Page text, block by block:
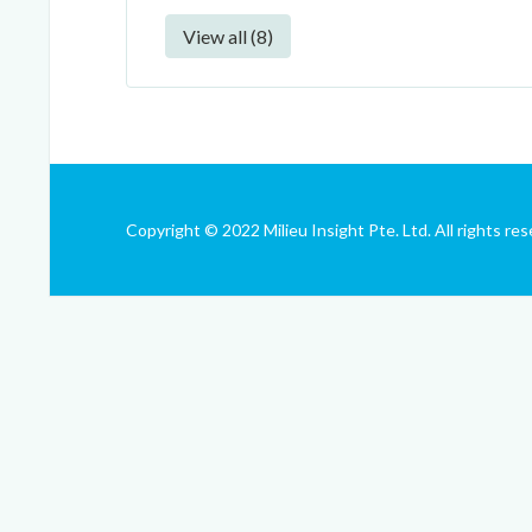
View all (8)
Copyright © 2022 Milieu Insight Pte. Ltd. All rights